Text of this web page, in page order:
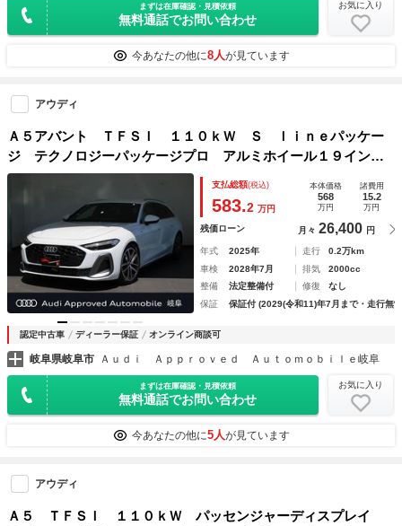
まずは在庫確認・見積依頼
無料通話でお問い合わせ
お気に入り
今あなたの他に8人が見ています
アウディ
Ａ５アバント ＴＦＳＩ １１０ｋＷ Ｓ ｌｉｎｅパッケー
ジ テクノロジーパッケージプロ アルミホイール１９イン
チ ライティングパッケージ ロールアップサンシェード リ
支払総額(税込)
583.2 万円
本体価格
568
万円
諸費用
15.2
万円
残価ローン 月々 26,400 円
年式 2025年 走行
0.2万km
車検
2028年7月 排気
2000cc
整備
法定整備付 修復
なし
保証
保証付 (2029(令和11)年7月まで・走行無
認定中古車 ディーラー保証 オンライン商談可
岐阜県岐阜市 Ａｕｄｉ Ａｐｐｒｏｖｅｄ Ａｕｔｏｍｏｂｉｌｅ岐阜
まずは在庫確認・見積依頼
無料通話でお問い合わせ
お気に入り
今あなたの他に5人が見ています
アウディ
Ａ５ ＴＦＳＩ １１０ｋＷ パッセンジャーディスプレイ